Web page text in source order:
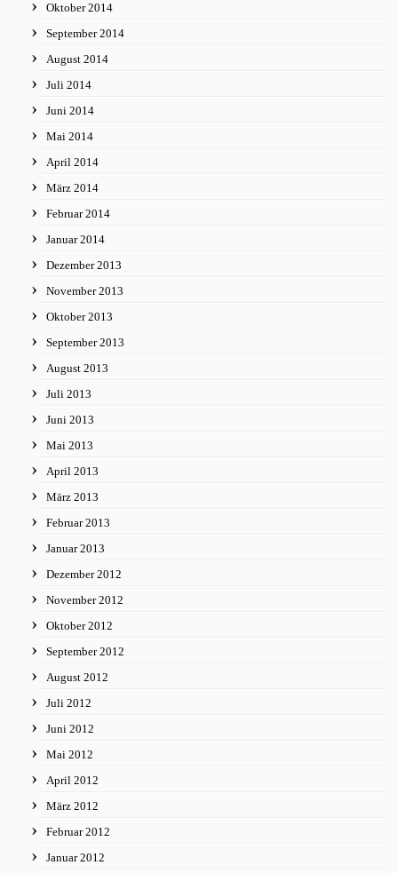
Oktober 2014
September 2014
August 2014
Juli 2014
Juni 2014
Mai 2014
April 2014
März 2014
Februar 2014
Januar 2014
Dezember 2013
November 2013
Oktober 2013
September 2013
August 2013
Juli 2013
Juni 2013
Mai 2013
April 2013
März 2013
Februar 2013
Januar 2013
Dezember 2012
November 2012
Oktober 2012
September 2012
August 2012
Juli 2012
Juni 2012
Mai 2012
April 2012
März 2012
Februar 2012
Januar 2012